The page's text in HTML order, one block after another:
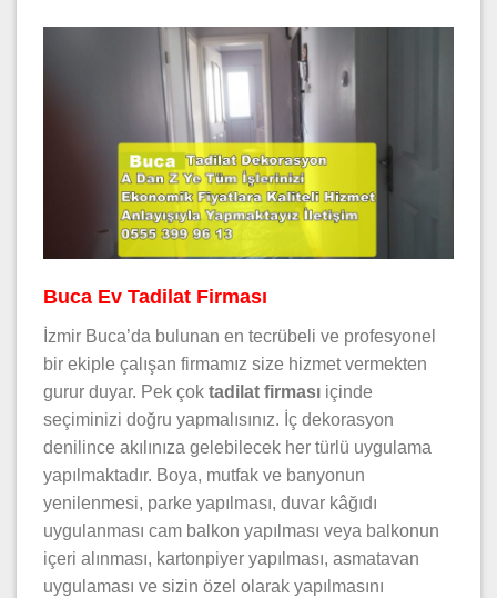
Buca Ev Tadilat Firması
İzmir Buca’da bulunan en tecrübeli ve profesyonel
bir ekiple çalışan firmamız size hizmet vermekten
gurur duyar. Pek çok tadilat firması içinde
seçiminizi doğru yapmalısınız. İç dekorasyon
denilince akılınıza gelebilecek her türlü uygulama
yapılmaktadır. Boya, mutfak ve banyonun
yenilenmesi, parke yapılması, duvar kâğıdı
uygulanması cam balkon yapılması veya balkonun
içeri alınması, kartonpiyer yapılması, asmatavan
uygulaması ve sizin özel olarak yapılmasını